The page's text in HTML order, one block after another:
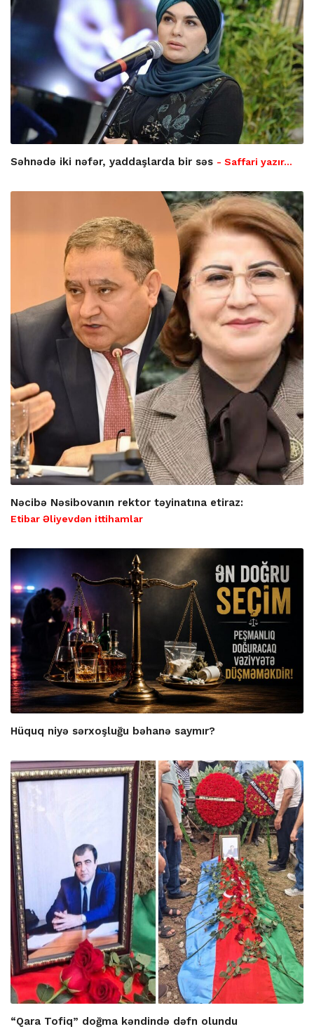
Səhnədə iki nəfər, yaddaşlarda bir səs - Saffari yazır…
Nəcibə Nəsibovanın rektor təyinatına etiraz:
Etibar Əliyevdən ittihamlar
Hüquq niyə sərxoşluğu bəhanə saymır?
“Qara Tofiq” doğma kəndində dəfn olundu